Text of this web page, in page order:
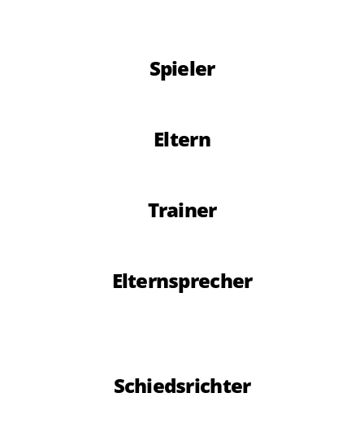
Spieler
Eltern
Trainer
Elternsprecher
Schiedsrichter